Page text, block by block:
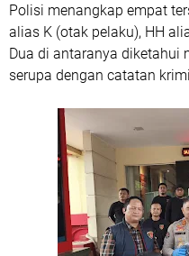
Polisi menangkap empat
alias K (otak pelaku), HH
Dua di antaranya diketahui
serupa dengan catatan